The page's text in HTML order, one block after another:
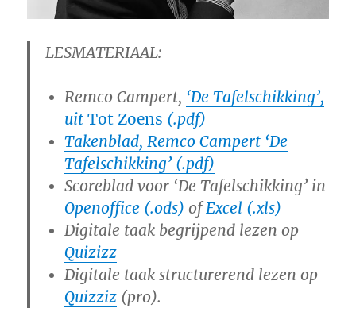
LESMATERIAAL:
Remco Campert, ‘De Tafelschikking’,
uitTot Zoens (.pdf)
Takenblad, Remco Campert ‘De
Tafelschikking’ (.pdf)
Scoreblad voor ‘De Tafelschikking’ in
Openoffice (.ods) ofExcel (.xls)
Digitale taak begrijpend lezen op
Quizizz
Digitale taak structurerend lezen op
Quizziz (pro).